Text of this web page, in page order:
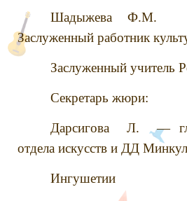
Шадыжева Ф.М.
Заслуженный работник
Заслуженный учитель
Секретарь жюри:
Дарсигова Л. —
отдела искусств и ДД
Ингушетии